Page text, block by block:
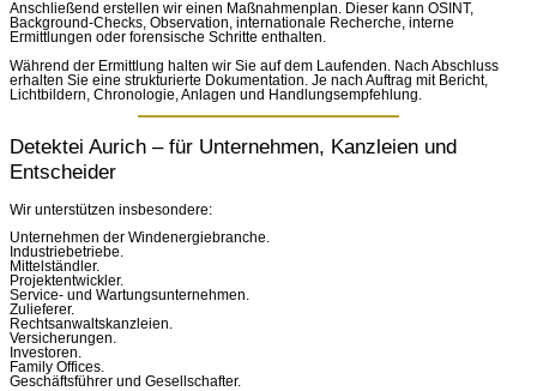
Anschließend erstellen wir einen Maßnahmenplan. Dieser kann OSINT,
Background-Checks, Observation, internationale Recherche, interne
Ermittlungen oder forensische Schritte enthalten.
Während der Ermittlung halten wir Sie auf dem Laufenden. Nach Abschluss
erhalten Sie eine strukturierte Dokumentation. Je nach Auftrag mit Bericht,
Lichtbildern, Chronologie, Anlagen und Handlungsempfehlung.
Detektei Aurich – für Unternehmen, Kanzleien und
Entscheider
Wir unterstützen insbesondere:
Unternehmen der Windenergiebranche.
Industriebetriebe.
Mittelständler.
Projektentwickler.
Service- und Wartungsunternehmen.
Zulieferer.
Rechtsanwaltskanzleien.
Versicherungen.
Investoren.
Family Offices.
Geschäftsführer und Gesellschafter.